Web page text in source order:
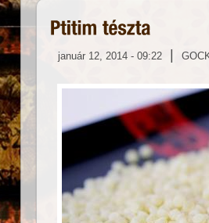
január 12, 2014 - 09:22 |